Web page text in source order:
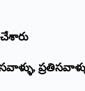
చేశారు